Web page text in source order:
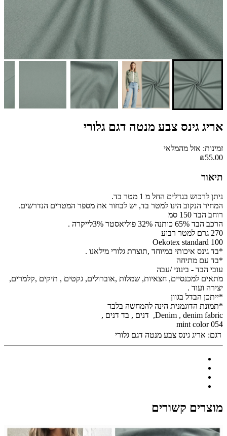
אריג גינס צבע מנטה דגם גלורי
זמינות: אזל מהמלאי
₪55.00
תיאור
ניתן לרכוש בגדלים החל מ 1 מטר בד.
המחיר הנקוב הינו למטר בד, יש לבחור את מספר המטרים הנדרשים.
רוחב הבד 150 סמ
הרכב הבד 65% כותנה 32% פוליאסטר 3%לייקרה .
270 גרם למטר רבוע
Oekotex standard 100
*בד גינס איכותי במיוחד ,תוצרת גלורי מילאנו .
*בד עם מתיחה
עובי הבד - בינוני /עבה
מתאים למכנסיים, חצאיות, שמלות ,אוברולים, גקטים , תיקים ,קלמרים,
יצירה ועוד .
*ייתכן הבדל בגוון
*תמונת הדוגמנית הינה להמחשה בלבד
Denim , denim fabric, דנים , בד דנים ,
054 mint color
דגם: אריג גינס צבע מנטה דגם גלורי
מוצרים קשורים